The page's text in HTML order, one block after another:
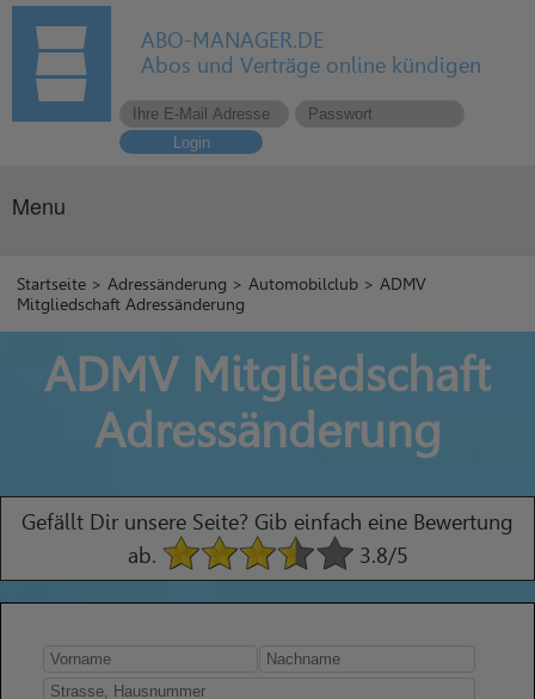
ABO-MANAGER.DE
Abos und Verträge online kündigen
Login
Menu
Startseite >Adressänderung >Automobilclub > ADMV
Mitgliedschaft Adressänderung
ADMV Mitgliedschaft
Adressänderung
Gefällt Dir unsere Seite? Gib einfach eine Bewertung
ab.
3.8/5